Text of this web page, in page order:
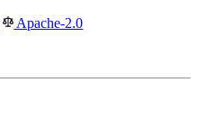
Apache-2.0